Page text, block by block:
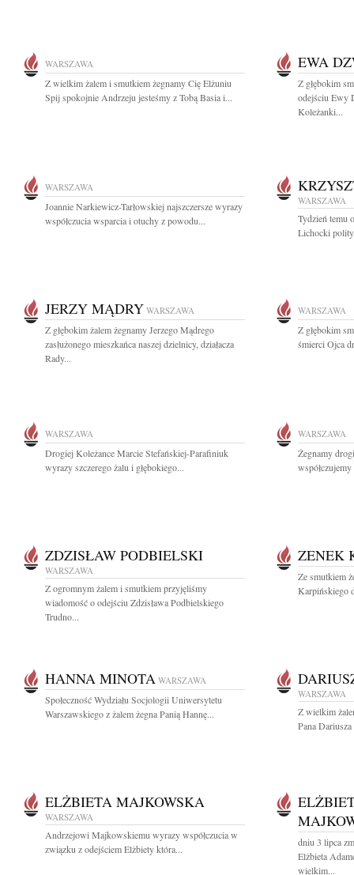
WARSZAWA
Z wielkim żalem i smutkiem żegnamy Cię Elżuniu
Spij spokojnie Andrzeju jesteśmy z Tobą Basia i...
EWA
Z głębokim
odejściu Ewy
Koleżanki...
WARSZAWA
Joannie Narkiewicz-Tarłowskiej najszczersze wyrazy
współczucia wsparcia i otuchy z powodu...
WARSZAWA
Tydzień temu
Lichocki
JERZY MĄDRY WARSZAWA
Z głębokim żalem żegnamy Jerzego Mądrego
zasłużonego mieszkańca naszej dzielnicy, działacza
Rady...
WARSZAWA
Z głębokim
śmierci Ojca
WARSZAWA
Drogiej Koleżance Marcie Stefańskiej-Parafiniuk
wyrazy szczerego żalu i głębokiego...
WARSZAWA
Żegnamy
ZDZISŁAW PODBIELSKI
WARSZAWA
Z ogromnym żalem i smutkiem przyjęliśmy
wiadomość o odejściu Zdzisława Podbielskiego
Trudno...
ZENEK
Ze smutkiem
Karpińskiego
HANNA MINOTA WARSZAWA
Społeczność Wydziału Socjologii Uniwersytetu
Warszawskiego z żalem żegna Panią Hannę...
WARSZAWA
Z wielkim
Pana
ELŻBIETA MAJKOWSKA
WARSZAWA
Andrzejowi Majkowskiemu wyrazy współczucia w
związku z odejściem Elżbiety która...
dniu 3 lipca
Elżbieta
wielkim...